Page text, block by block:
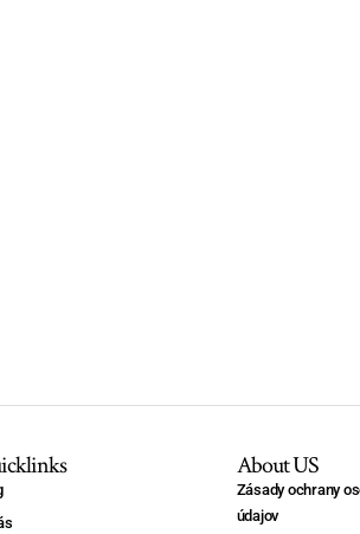
About US
Zásady ochrany
údajov